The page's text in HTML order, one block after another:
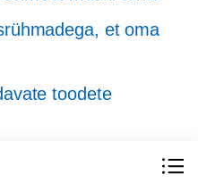
et oma
toodete
atraktiivsemaks